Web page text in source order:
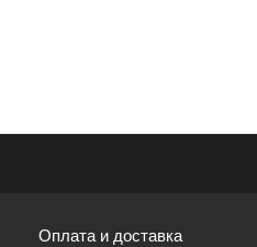
Оплата и доставка